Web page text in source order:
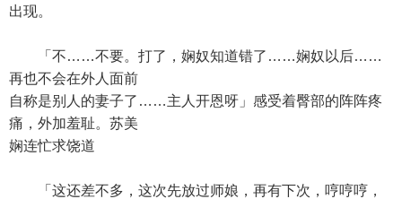
出现。
「不……不要。打了，娴奴知道错了……娴奴以后……
再也不会在外人面前
自称是别人的妻子了……主人开恩呀」感受着臀部的阵阵疼
痛，外加羞耻。苏美
娴连忙求饶道
「这还差不多，这次先放过师娘，再有下次，哼哼哼，